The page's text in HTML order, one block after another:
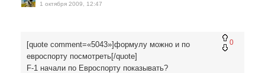
1 октября 2009, 12:47
0
[quote comment=«5043»]формулу можно и по
евроспорту посмотреть[/quote]
F-1 начали по Евроспорту показывать?